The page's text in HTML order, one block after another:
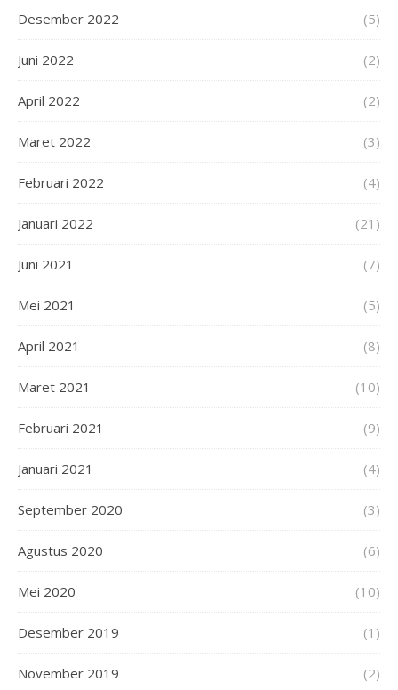
Desember 2022 (5)
Juni 2022 (2)
April 2022 (2)
Maret 2022 (3)
Februari 2022 (4)
Januari 2022 (21)
Juni 2021 (7)
Mei 2021 (5)
April 2021 (8)
Maret 2021 (10)
Februari 2021 (9)
Januari 2021 (4)
September 2020 (3)
Agustus 2020 (6)
Mei 2020 (10)
Desember 2019 (1)
November 2019 (2)